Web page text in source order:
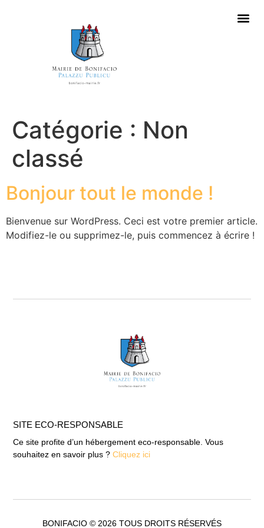
Catégorie : Non
classé
Bonjour tout le monde !
Bienvenue sur WordPress. Ceci est votre premier article.
Modifiez-le ou supprimez-le, puis commencez à écrire !
SITE ECO-RESPONSABLE
Ce site profite d’un hébergement eco-responsable. Vous
souhaitez en savoir plus ?Cliquez ici
BONIFACIO © 2026 TOUS DROITS RÉSERVÉS